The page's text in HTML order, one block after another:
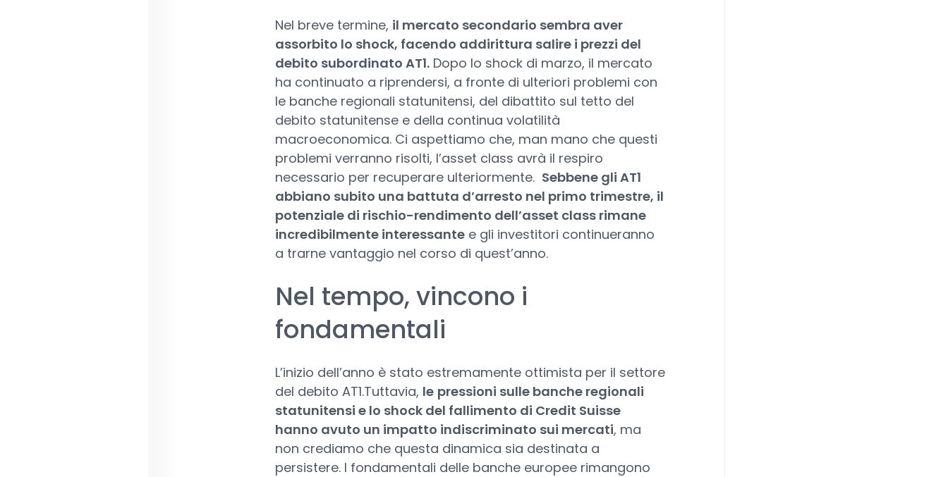
Nel breve termine, il mercato secondario sembra aver
assorbito lo shock, facendo addirittura salire i prezzi del
debito subordinato AT1.Dopo lo shock di marzo, il mercato
ha continuato a riprendersi, a fronte di ulteriori problemi con
le banche regionali statunitensi, del dibattito sul tetto del
debito statunitense e della continua volatilità
macroeconomica. Ci aspettiamo che, man mano che questi
problemi verranno risolti, l’asset class avrà il respiro
necessario per recuperare ulteriormente. Sebbene gli AT1
abbiano subito una battuta d’arresto nel primo trimestre, il
potenziale di rischio-rendimento dell’asset class rimane
incredibilmente interessantee gli investitori continueranno
a trarne vantaggio nel corso di quest’anno.
Nel tempo, vincono i
fondamentali
L’inizio dell’anno è stato estremamente ottimista per il settore
del debito AT1.Tuttavia, le pressioni sulle banche regionali
statunitensi e lo shock del fallimento di Credit Suisse
hanno avuto un impatto indiscriminato sui mercati, ma
non crediamo che questa dinamica sia destinata a
persistere. I fondamentali delle banche europee rimangono